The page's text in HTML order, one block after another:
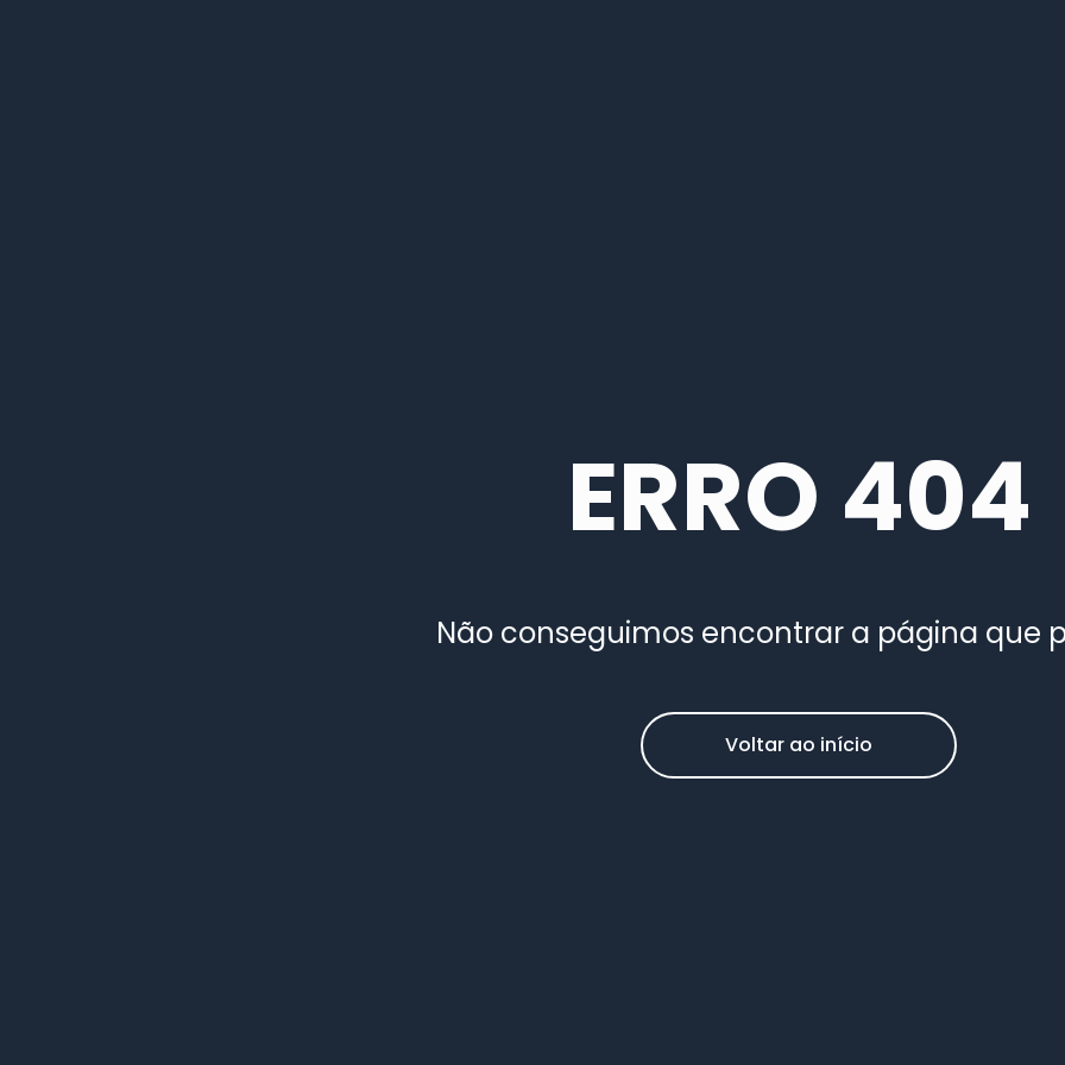
ERRO 404
Não conseguimos encontrar a página que
Voltar ao início